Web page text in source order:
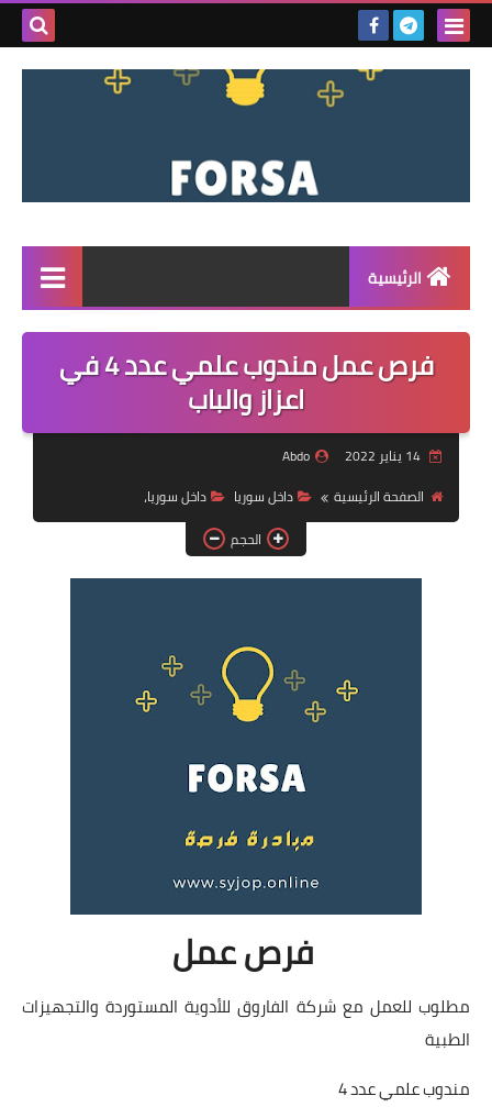
بحث
الرئيسية
القائمة
مناقصات
فرص عمل داخل سوريا
فرص عمل في العراق
فرص عمل في اليمن
دورات تدريبية
فرص عمل مندوب علمي عدد 4 في
اعزاز والباب
14 يناير 2022
Abdo
الصفحة الرئيسية
داخل سوريا
داخل سوريا،
الحجم
فرص عمل
مطلوب للعمل مع شركة الفاروق للأدوية المستوردة والتجهيزات
الطبية
مندوب علمي عدد 4